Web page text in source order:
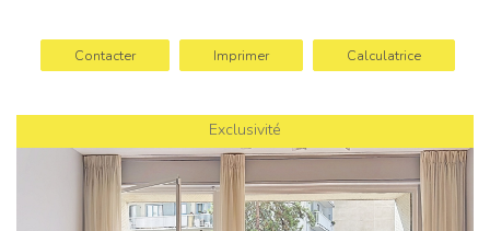
Contacter Imprimer Calculatrice
Exclusivité